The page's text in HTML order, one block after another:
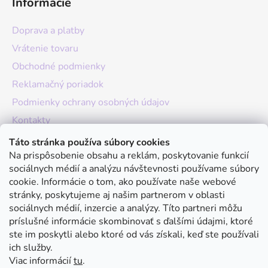
Táto stránka používa súbory cookies
Na prispôsobenie obsahu a reklám, poskytovanie funkcií
sociálnych médií a analýzu návštevnosti používame súbory
cookie. Informácie o tom, ako používate naše webové
stránky, poskytujeme aj našim partnerom v oblasti
sociálnych médií, inzercie a analýzy. Títo partneri môžu
príslušné informácie skombinovať s ďalšími údajmi, ktoré
ste im poskytli alebo ktoré od vás získali, keď ste používali
ich služby.
Viac informáciítu.
Doprava a platby
Vrátenie tovaru
Obchodné podmienky
Reklamačný poriadok
Podmienky ochrany osobných údajov
Kontakty
O nás
Hodnotenie obchodu
Moja objednávka
Instagram